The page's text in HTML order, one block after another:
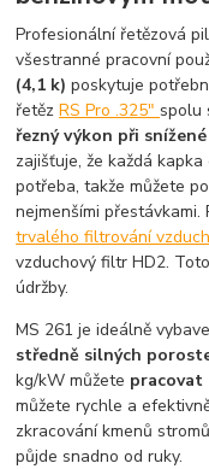
Profesionální řetězová
všestranné pracovní
(4,1 k) poskytuje
řetězRS Pro .325" spolu
řezný výkon při
zajišťuje, že každá
potřeba, takže můžete
nejmenšími
trvalého filtrování
vzduchový filtr HD2.
údržby.
MS 261 je ideálně
středně silných
kg/kW můžete
můžete rychle a
zkracování kmenů
půjde snadno od ruky.